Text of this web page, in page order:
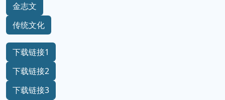
金志文
传统文化
下载链接1
下载链接2
下载链接3